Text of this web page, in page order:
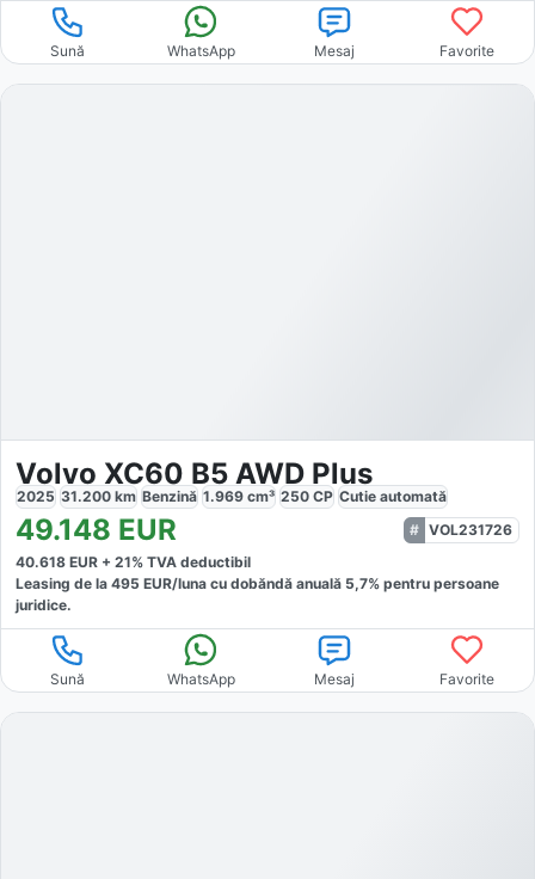
Sună WhatsApp Mesaj Favorite
Volvo XC60 B5 AWD Plus
2025 31.200 km Benzină 1.969 cm³ 250 CP Cutie automată
49.148 EUR
VOL231726
40.618 EUR + 21% TVA deductibil
Leasing de la 495 EUR/luna cu dobăndă anuală 5,7% pentru persoane
juridice.
Sună WhatsApp Mesaj Favorite